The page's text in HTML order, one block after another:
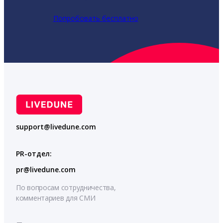
Попробовать бесплатно
support@livedune.com
PR-отдел:
pr@livedune.com
По вопросам сотрудничества,
комментариев для СМИ